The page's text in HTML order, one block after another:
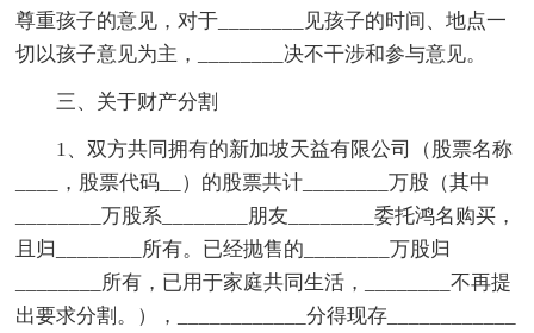
尊重孩子的意见，对于________见孩子的时间、地点一
切以孩子意见为主，________决不干涉和参与意见。
三、关于财产分割
1、双方共同拥有的新加坡天益有限公司（股票名称
____，股票代码__）的股票共计________万股（其中
________万股系________朋友________委托鸿名购买，
且归________所有。已经抛售的________万股归
________所有，已用于家庭共同生活，________不再提
出要求分割。），____________分得现存____________